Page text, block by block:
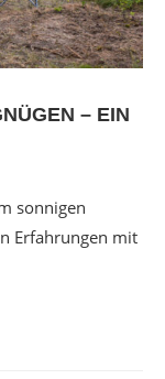
– EIN
sonnigen
Erfahrungen mit